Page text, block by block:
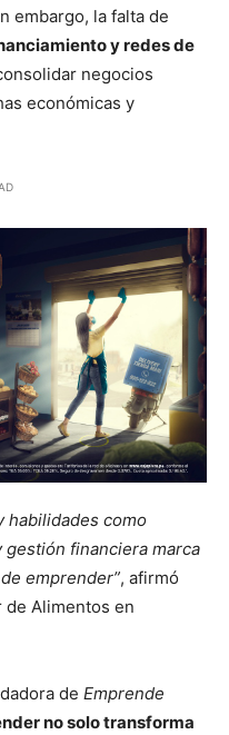
embargo, la falta de
y redes de
negocios
económicas y
habilidades como
financiera marca
emprender”, afirmó
de Alimentos en
de Emprende
no solo transforma